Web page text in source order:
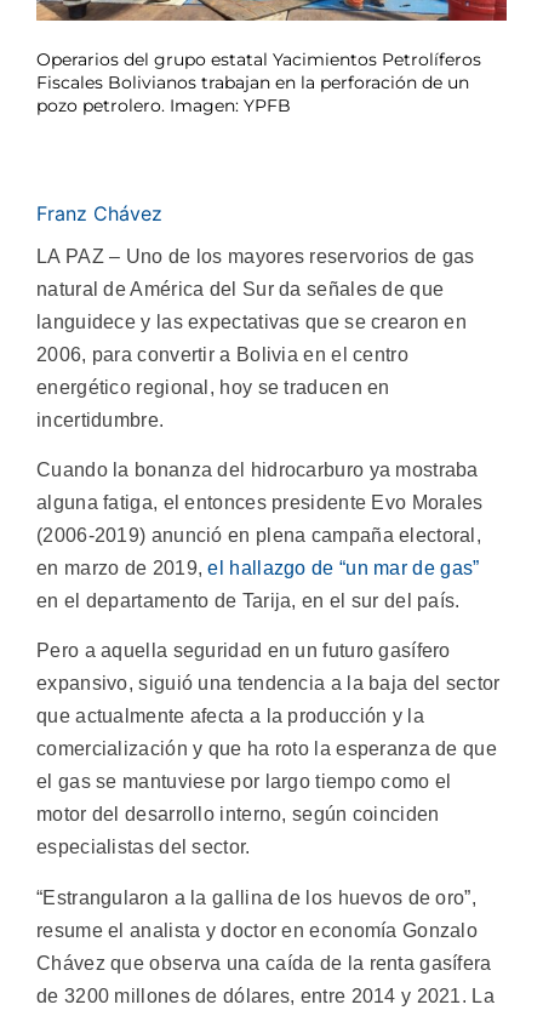
Operarios del grupo estatal Yacimientos Petrolíferos
Fiscales Bolivianos trabajan en la perforación de un
pozo petrolero. Imagen: YPFB
Franz Chávez
LA PAZ – Uno de los mayores reservorios de gas
natural de América del Sur da señales de que
languidece y las expectativas que se crearon en
2006, para convertir a Bolivia en el centro
energético regional, hoy se traducen en
incertidumbre.
Cuando la bonanza del hidrocarburo ya mostraba
alguna fatiga, el entonces presidente Evo Morales
(2006-2019) anunció en plena campaña electoral,
en marzo de 2019,el hallazgo de “un mar de gas”
en el departamento de Tarija, en el sur del país.
Pero a aquella seguridad en un futuro gasífero
expansivo, siguió una tendencia a la baja del sector
que actualmente afecta a la producción y la
comercialización y que ha roto la esperanza de que
el gas se mantuviese por largo tiempo como el
motor del desarrollo interno, según coinciden
especialistas del sector.
“Estrangularon a la gallina de los huevos de oro”,
resume el analista y doctor en economía Gonzalo
Chávez que observa una caída de la renta gasífera
de 3200 millones de dólares, entre 2014 y 2021. La